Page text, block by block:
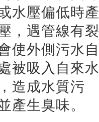
水壓偏低時產
，遇管線有裂
使外側污水自
被吸入自來水
造成水質污
產生臭味。